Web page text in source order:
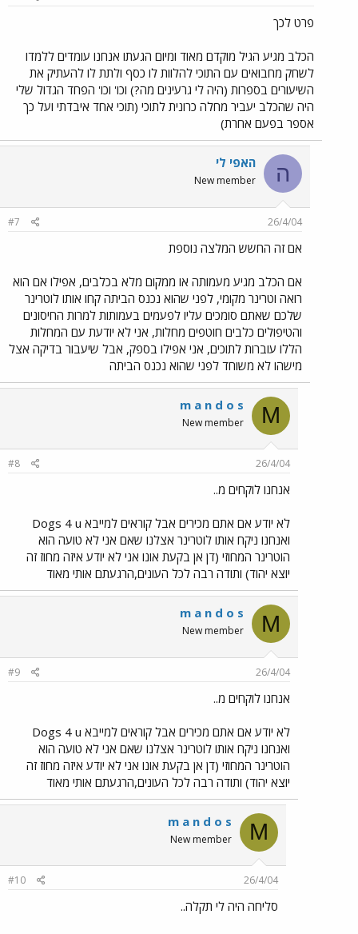
פרט לכך
הכלב מגיע הגיל מוקדם מאוד ומיום הגעתו אנחנו עומדים ללמדו
לשחק מחבואים עם התוכי להלוות לו כסף ולתת לו להעתיק את
השיעורים בספרות (היה לי גרעינים מה?) וכו' וכו' הפחד הגדול שלי
היה שהכלב יעביר מחלה כרונית לתוכי (תוכי אחד איבדתי ועל כך
אספר בפעם אחרת)
ה האפי לי
New member
26/4/04
#7
אם זה החשש המלצה נוספת
אם הכלב מגיע מעמותה או ממקום מלא בכלבים, אפילו אם הוא
רואה וטרינר מקומי, לפני שהוא נכנס הביתה קחו אותו לוטרינר
שלכם שאתם סומכים עליו לפעמים בעמותות למרות החיסונים
והטיפולים כלבים חוטפים מחלות, אני לא יודעת עם המחלות
הללו עוברות לתוכים, אני אפילו בספק, אבל שיעבור בדיקה אצל
מישהו לא משוחד לפני שהוא נכנס הביתה
M
m a n d o s
New member
26/4/04
#8
אנחנו לוקחים מ..
לא יודע אם אתם מכירים אבל קוראים למייבא Dogs 4 u
ואנחנו ניקח אותו לוטרינר אצלנו שאם אני לא טועה הוא
הוטרינר המחוזי (דן אן בקעת אונו אני לא יודע איזה מחוז זה
יוצא יהוד) ותודה רבה לכל העונים,הרגעתם אותי מאוד
M
m a n d o s
New member
26/4/04
#9
אנחנו לוקחים מ..
לא יודע אם אתם מכירים אבל קוראים למייבא Dogs 4 u
ואנחנו ניקח אותו לוטרינר אצלנו שאם אני לא טועה הוא
הוטרינר המחוזי (דן אן בקעת אונו אני לא יודע איזה מחוז זה
יוצא יהוד) ותודה רבה לכל העונים,הרגעתם אותי מאוד
M
m a n d o s
New member
26/4/04
#10
סליחה היה לי תקלה..